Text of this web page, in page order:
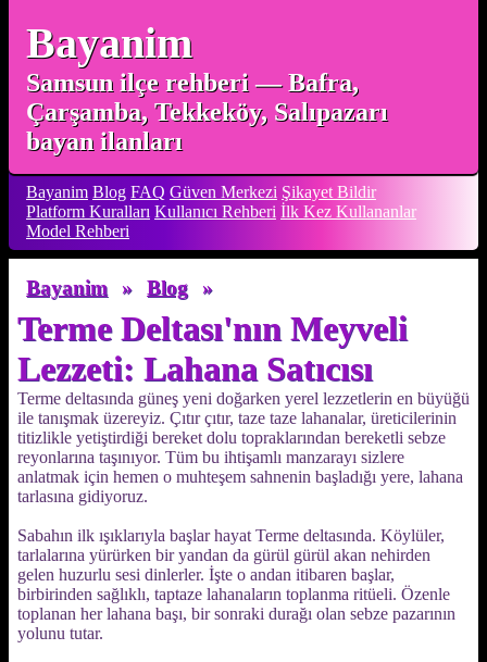
Bayanim
Samsun ilçe rehberi — Bafra,
Çarşamba, Tekkeköy, Salıpazarı
bayan ilanları
Bayanim Blog FAQ Güven Merkezi Şikayet Bildir
Platform Kuralları Kullanıcı Rehberi İlk Kez Kullananlar
Model Rehberi
Bayanim » Blog »
Terme Deltası'nın Meyveli
Lezzeti: Lahana Satıcısı
Terme deltasında güneş yeni doğarken yerel lezzetlerin en büyüğü
ile tanışmak üzereyiz. Çıtır çıtır, taze taze lahanalar, üreticilerinin
titizlikle yetiştirdiği bereket dolu topraklarından bereketli sebze
reyonlarına taşınıyor. Tüm bu ihtişamlı manzarayı sizlere
anlatmak için hemen o muhteşem sahnenin başladığı yere, lahana
tarlasına gidiyoruz.
Sabahın ilk ışıklarıyla başlar hayat Terme deltasında. Köylüler,
tarlalarına yürürken bir yandan da gürül gürül akan nehirden
gelen huzurlu sesi dinlerler. İşte o andan itibaren başlar,
birbirinden sağlıklı, taptaze lahanaların toplanma ritüeli. Özenle
toplanan her lahana başı, bir sonraki durağı olan sebze pazarının
yolunu tutar.